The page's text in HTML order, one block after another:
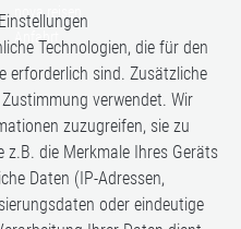
nova reisen
AnfahrtTechnologien, die für den
erforderlich sind. Zusätzliche
verwendet. Wir
zuzugreifen, sie zu
z.B. die Merkmale Ihres Geräts
Daten (IP-Adressen,
oder eindeutige